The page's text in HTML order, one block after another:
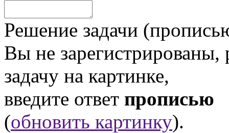
Решение задачи
Вы не
задачу на картинке,
введите ответ прописью
(обновить картинку).